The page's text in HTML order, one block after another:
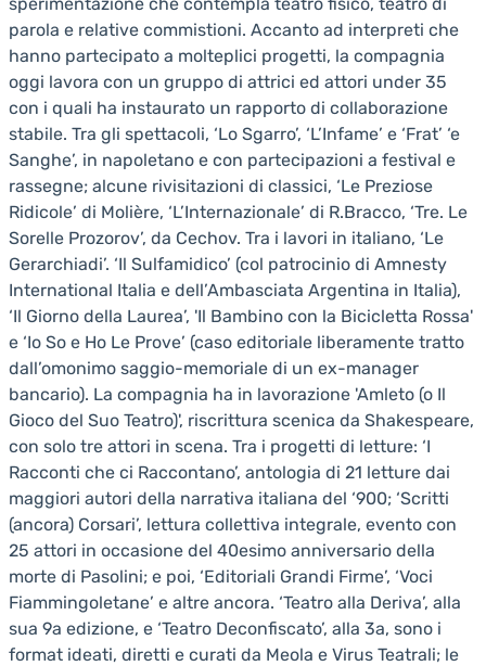
parola e relative commistioni. Accanto ad interpreti che
hanno partecipato a molteplici progetti, la compagnia
oggi lavora con un gruppo di attrici ed attori under 35
con i quali ha instaurato un rapporto di collaborazione
stabile. Tra gli spettacoli, ‘Lo Sgarro’, ‘L’Infame’ e ‘Frat’ ‘e
Sanghe’, in napoletano e con partecipazioni a festival e
rassegne; alcune rivisitazioni di classici, ‘Le Preziose
Ridicole’ di Molière, ‘L’Internazionale’ di R.Bracco, ‘Tre. Le
Sorelle Prozorov’, da Cechov. Tra i lavori in italiano, ‘Le
Gerarchiadi’. ‘Il Sulfamidico’ (col patrocinio di Amnesty
International Italia e dell’Ambasciata Argentina in Italia),
‘Il Giorno della Laurea’, 'Il Bambino con la Bicicletta Rossa'
e ‘Io So e Ho Le Prove’ (caso editoriale liberamente tratto
dall’omonimo saggio-memoriale di un ex-manager
bancario). La compagnia ha in lavorazione 'Amleto (o Il
Gioco del Suo Teatro)', riscrittura scenica da Shakespeare,
con solo tre attori in scena. Tra i progetti di letture: ‘I
Racconti che ci Raccontano’, antologia di 21 letture dai
maggiori autori della narrativa italiana del ‘900; ‘Scritti
(ancora) Corsari’, lettura collettiva integrale, evento con
25 attori in occasione del 40esimo anniversario della
morte di Pasolini; e poi, ‘Editoriali Grandi Firme’, ‘Voci
Fiammingoletane’ e altre ancora. ‘Teatro alla Deriva’, alla
sua 9a edizione, e ‘Teatro Deconfiscato’, alla 3a, sono i
format ideati, diretti e curati da Meola e Virus Teatrali; le